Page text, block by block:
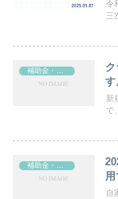
令
三
補助金・助成金
す
新
で
補助金・助成金
自